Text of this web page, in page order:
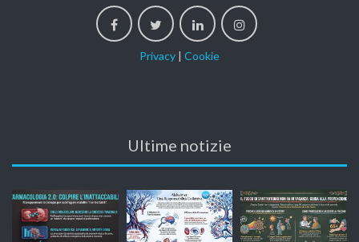
Privacy | Cookie
Ultime notizie